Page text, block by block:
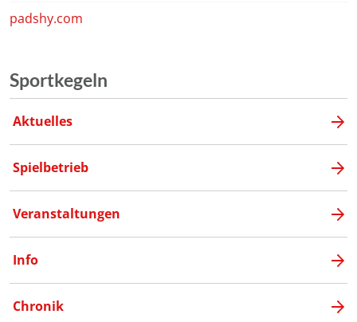
BOGENSCHIESSEN
padshy.com
Sportkegeln
Aktuelles
Spielbetrieb
Veranstaltungen
Info
Chronik